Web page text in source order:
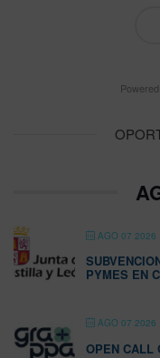
AGO 07 2026
PYMES EN
AGO 07 2026
OPEN CALL